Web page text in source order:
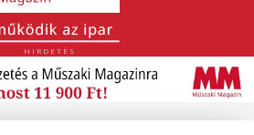
HIRDETÉS